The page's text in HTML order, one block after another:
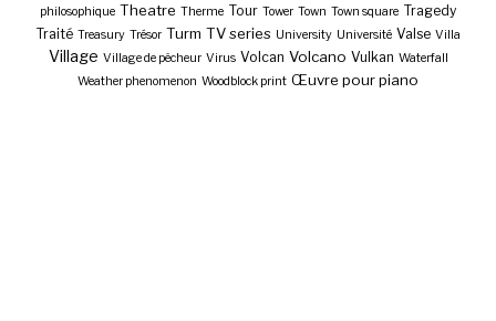
philosophique Theatre Therme Tour Tower Town Town square Tragedy
Traité Treasury Trésor Turm TV series University Université Valse Villa
Village Village de pêcheur Virus Volcan Volcano Vulkan Waterfall
Weather phenomenon Woodblock print Œuvre pour piano